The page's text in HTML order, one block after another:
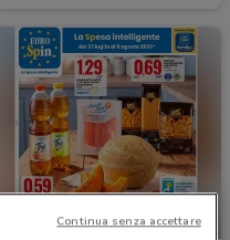
-1 GIORNO
Continua senza accettare